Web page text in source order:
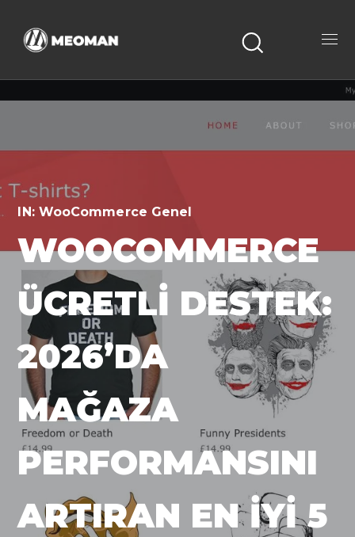
IN: WooCommerce Genel
WOOCOMMERCE
ÜCRETLI DESTEK:
2026’DA
MAĞAZA
PERFORMANSINI
ARTIRAN EN İYI 5